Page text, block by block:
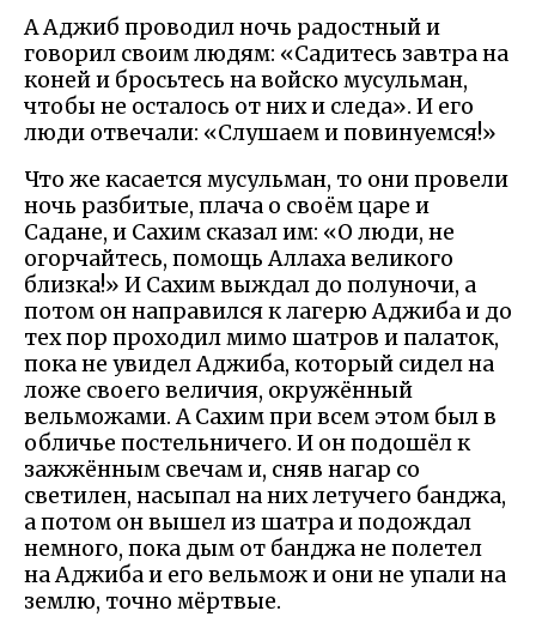
А Аджиб проводил ночь радостный и
говорил своим людям: «Садитесь завтра на
коней и бросьтесь на войско мусульман,
чтобы не осталось от них и следа». И его
люди отвечали: «Слушаем и повинуемся!»
Что же касается мусульман, то они провели
ночь разбитые, плача о своём царе и
Садане, и Сахим сказал им: «О люди, не
огорчайтесь, помощь Аллаха великого
близка!» И Сахим выждал до полуночи, а
потом он направился к лагерю Аджиба и до
тех пор проходил мимо шатров и палаток,
пока не увидел Аджиба, который сидел на
ложе своего величия, окружённый
вельможами. А Сахим при всем этом был в
обличье постельничего. И он подошёл к
зажжённым свечам и, сняв нагар со
светилен, насыпал на них летучего банджа,
а потом он вышел из шатра и подождал
немного, пока дым от банджа не полетел
на Аджиба и его вельмож и они не упали на
землю, точно мёртвые.